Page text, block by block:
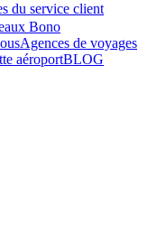
du service client
Bono
Agences de voyages
aéroportBLOG